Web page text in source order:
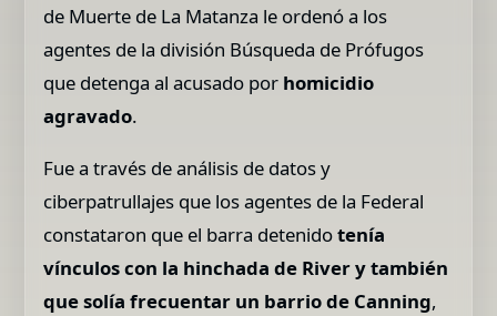
de Muerte de La Matanza le ordenó a los
agentes de la división Búsqueda de Prófugos
que detenga al acusado por homicidio
agravado.
Fue a través de análisis de datos y
ciberpatrullajes que los agentes de la Federal
constataron que el barra detenidotenía
vínculos con la hinchada de River y también
que solía frecuentar un barrio de Canning,